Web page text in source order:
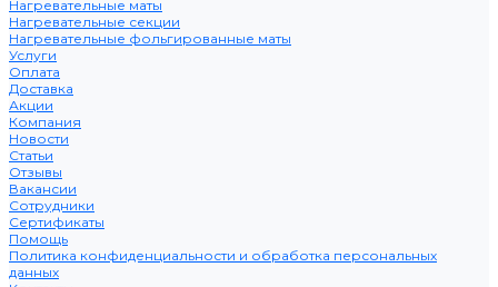
Нагревательные маты
Нагревательные секции
Нагревательные фольгированные маты
Услуги
Оплата
Доставка
Акции
Компания
Новости
Статьи
Отзывы
Вакансии
Сотрудники
Сертификаты
Помощь
Политика конфиденциальности и обработка персональных
данных